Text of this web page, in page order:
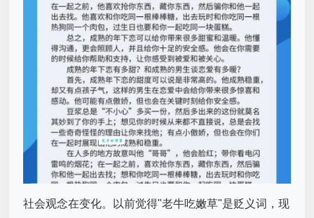
社会观念在变化。以前觉得"老牛吃嫩草"是贬义词，现